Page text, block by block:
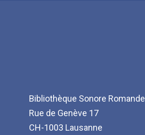
Bibliothèque Sonore Romande
Rue de Genève 17
CH-1003 Lausanne